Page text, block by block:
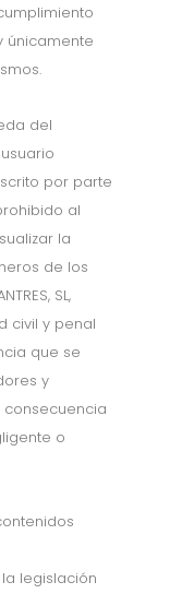
únicamente
del
por parte
al
la
de los
SL,
civil y penal
que se
y
o
legislación